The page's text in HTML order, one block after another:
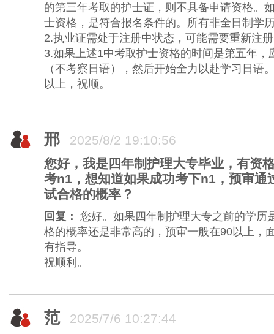
的第三年考取的护士证，则不具备申请资格。
士资格，是符合报名条件的。所有非全日制学
2.执业证需处于注册中状态，可能需要重新注
3.如果上述1中考取护士资格的时间是第五年，
（不考察日语），然后开始全力以赴学习日语
以上，祝顺。
邢
2025/8/2 19:10:56
您好，我是四年制护理大专毕业，有资
考n1，想知道如果成功考下n1，预审通
试合格的概率？
回复： 您好。如果四年制护理大专之前的学历
格的概率还是非常高的，预审一般在90以上，
有指导。
祝顺利。
范
2025/7/6 10:27:44